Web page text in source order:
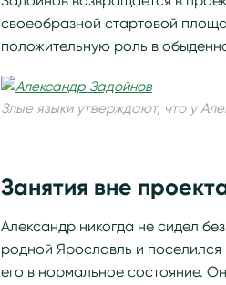
своеобразной стартовой
положительную роль в
Злые языки утверждают, что у
Занятия вне
Александр никогда не сидел
родной Ярославль и поселился
его в нормальное состояние.